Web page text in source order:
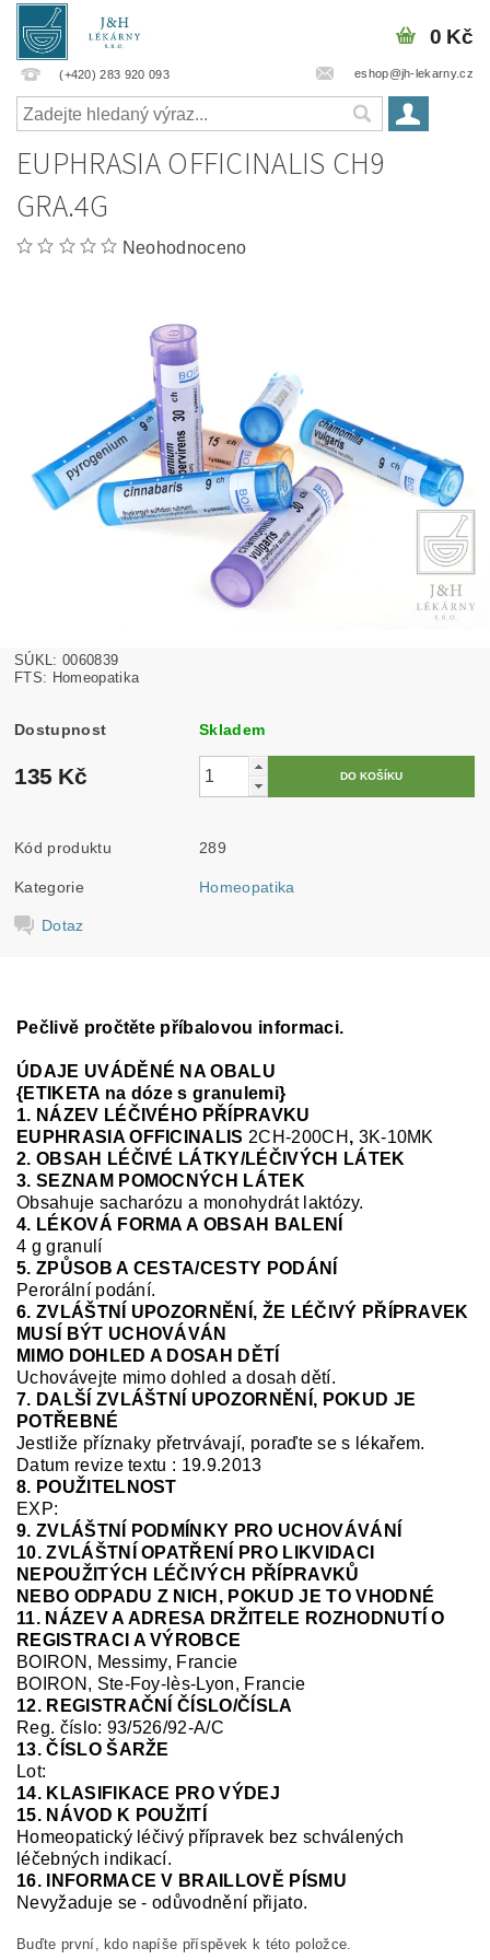
(+420) 283 920 093 eshop@jh-lekarny.cz
0 Kč
EUPHRASIA OFFICINALIS CH9
GRA.4G
Neohodnoceno
SÚKL: 0060839
FTS: Homeopatika
Dostupnost Skladem
135 Kč
Kód produktu 289
Kategorie Homeopatika
Dotaz
Pečlivě pročtěte příbalovou informaci.
ÚDAJE UVÁDĚNÉ NA OBALU
{ETIKETA na dóze s granulemi}
1. NÁZEV LÉČIVÉHO PŘÍPRAVKU
EUPHRASIA OFFICINALIS 2CH-200CH , 3K-10MK
2. OBSAH LÉČIVÉ LÁTKY/LÉČIVÝCH LÁTEK
3. SEZNAM POMOCNÝCH LÁTEK
Obsahuje sacharózu a monohydrát laktózy.
4. LÉKOVÁ FORMA A OBSAH BALENÍ
4 g granulí
5. ZPŮSOB A CESTA/CESTY PODÁNÍ
Perorální podání.
6. ZVLÁŠTNÍ UPOZORNĚNÍ, ŽE LÉČIVÝ PŘÍPRAVEK
MUSÍ BÝT UCHOVÁVÁN
MIMO DOHLED A DOSAH DĚTÍ
Uchovávejte mimo dohled a dosah dětí.
7. DALŠÍ ZVLÁŠTNÍ UPOZORNĚNÍ, POKUD JE
POTŘEBNÉ
Jestliže příznaky přetrvávají, poraďte se s lékařem.
Datum revize textu : 19.9.2013
8. POUŽITELNOST
EXP:
9. ZVLÁŠTNÍ PODMÍNKY PRO UCHOVÁVÁNÍ
10. ZVLÁŠTNÍ OPATŘENÍ PRO LIKVIDACI
NEPOUŽITÝCH LÉČIVÝCH PŘÍPRAVKŮ
NEBO ODPADU Z NICH, POKUD JE TO VHODNÉ
11. NÁZEV A ADRESA DRŽITELE ROZHODNUTÍ O
REGISTRACI A VÝROBCE
BOIRON, Messimy, Francie
BOIRON, Ste-Foy- lès-Lyon, Francie
12. REGISTRAČNÍ ČÍSLO/ČÍSLA
Reg. číslo: 93/526/92-A/C
13. ČÍSLO ŠARŽE
Lot:
14. KLASIFIKACE PRO VÝDEJ
15. NÁVOD K POUŽITÍ
Homeopatický léčivý přípravek bez schválených
léčebných indikací.
16. INFORMACE V BRAILLOVĚ PÍSMU
Nevyžaduje se-odůvodnění přijato.
Buďte první, kdo napíše příspěvek k této položce.